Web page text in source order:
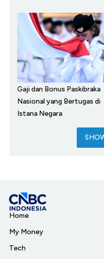
Gaji dan Bonus Paskibraka
Nasional yang Bertugas di
Istana Negara
Home
My Money
Tech